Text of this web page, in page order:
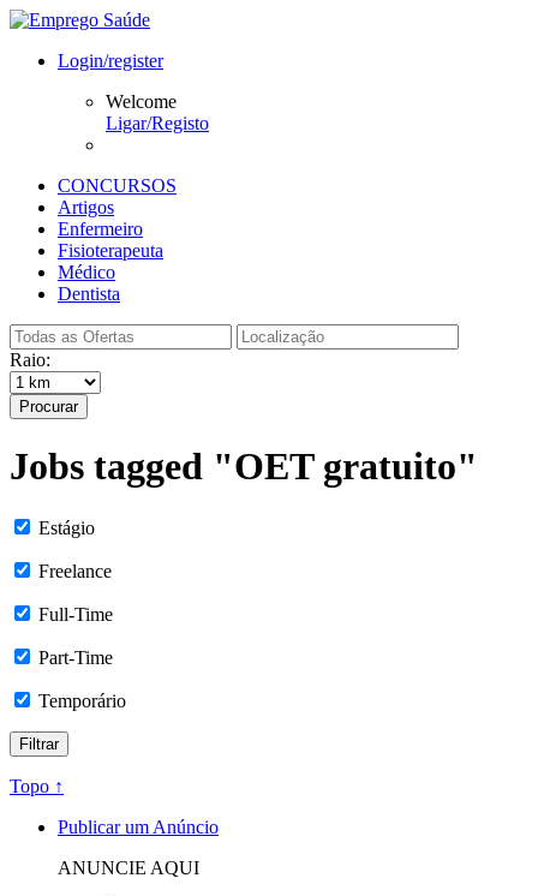
Login/register
Welcome
Ligar/Registo
CONCURSOS
Artigos
Enfermeiro
Fisioterapeuta
Médico
Dentista
Raio:
Procurar
Jobs tagged "OET gratuito"
Estágio
Freelance
Full-Time
Part-Time
Temporário
Topo ↑
Publicar um Anúncio
ANUNCIE AQUI